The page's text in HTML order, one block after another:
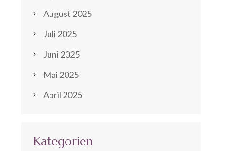
August 2025
Juli 2025
Juni 2025
Mai 2025
April 2025
Kategorien